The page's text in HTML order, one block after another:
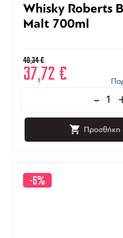
Whisky Roberts
Malt 700ml
40,34€
37,72 €
-
Προσθήκη
-6%